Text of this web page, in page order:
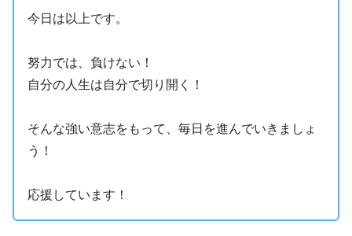
今日は以上です。
努力では、負けない！
自分の人生は自分で切り開く！
そんな強い意志をもって、毎日を進んでいきましょ
う！
応援しています！